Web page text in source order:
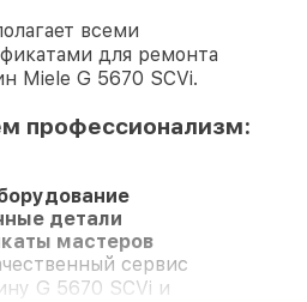
всеми
для ремонта
Miele G 5670 SCVi.
профессионализм:
детали
мастеров
сервис
G 5670 SCVi и